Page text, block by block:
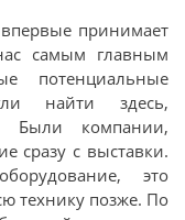
принимает
самым главным
потенциальные
найти здесь,
Были компании,
сразу с выставки.
это
технику позже. По